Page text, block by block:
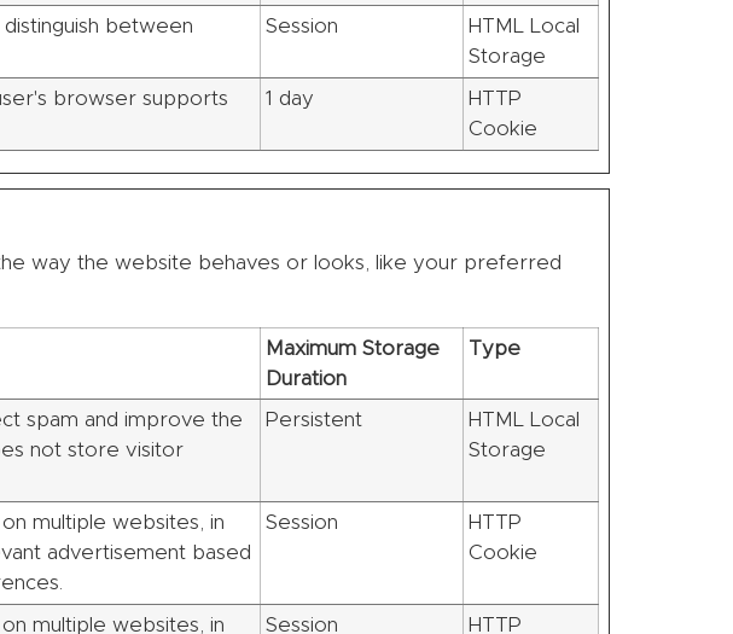
between
Session
HTML Local
Storage
browser supports
1 day
HTTP
Cookie
way the website behaves or looks, like your preferred
Maximum Storage
Duration
Type
spam and improve the
not store visitor
Persistent
HTML Local
Storage
multiple websites, in
advertisement based
Session
HTTP
Cookie
multiple websites, in Session HTTP